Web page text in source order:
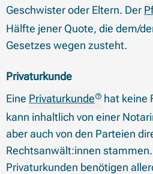
Geschwister oder Eltern. Der
Hälfte jener Quote, die dem/
Gesetzes wegen zusteht.
Privaturkunde
Eine Privaturkunde
hat keine
kann inhaltlich von einer
aber auch von den Parteien
Rechtsanwält:innen
Privaturkunden benötigen